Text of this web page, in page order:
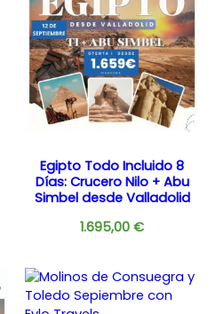
Egipto Todo Incluido 8
Días: Crucero Nilo + Abu
Simbel desde Valladolid
1.695,00€